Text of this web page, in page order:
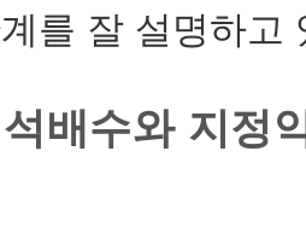
를 잘 설명하
배수와 지정